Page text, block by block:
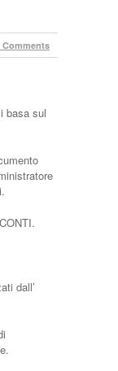
Comments
basa sul
dall’